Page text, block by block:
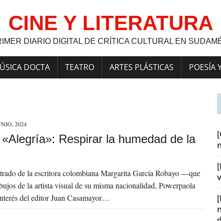
CINE Y LITERATURA
DIARIO DIGITAL DE CRÍTICA CULTURAL EN
DOCTA TEATRO ARTES PLÁSTICAS POESÍA
2024
Respirar la humedad de la
de la escritora colombiana Margarita García Robayo —que
de la artista visual de su misma nacionalidad, Powerpaola
del editor Juan Casamayor…